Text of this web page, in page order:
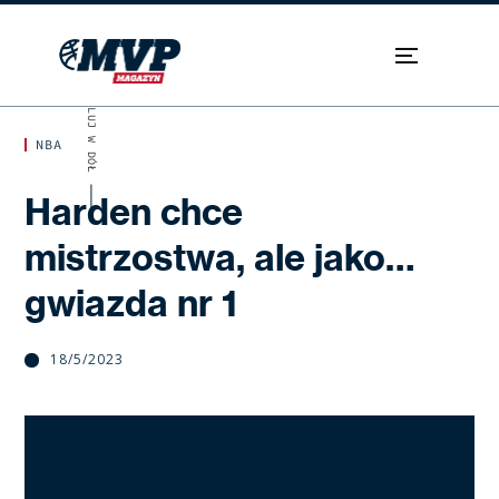
NBA
Harden chce
mistrzostwa, ale jako…
gwiazda nr 1
18/5/2023
SKROLUJ W DÓŁ